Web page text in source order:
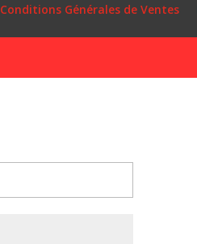
Conditions Générales de Ventes